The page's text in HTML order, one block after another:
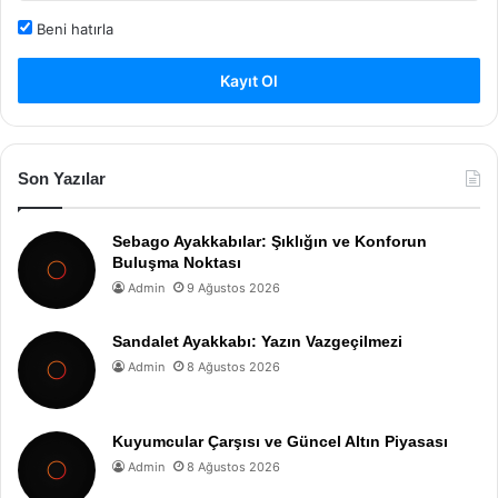
Beni hatırla
Kayıt Ol
Son Yazılar
Sebago Ayakkabılar: Şıklığın ve Konforun
Buluşma Noktası
Admin 9 Ağustos 2026
Sandalet Ayakkabı: Yazın Vazgeçilmezi
Admin 8 Ağustos 2026
Kuyumcular Çarşısı ve Güncel Altın Piyasası
Admin 8 Ağustos 2026